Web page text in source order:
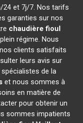
24 et 7j/7. Nos tarifs
garanties sur nos
chaudière fioul
régime. Nous
clients satisfaits
leurs avis sur
de la
et nous sommes à
en matière de
pour obtenir un
sommes impatients